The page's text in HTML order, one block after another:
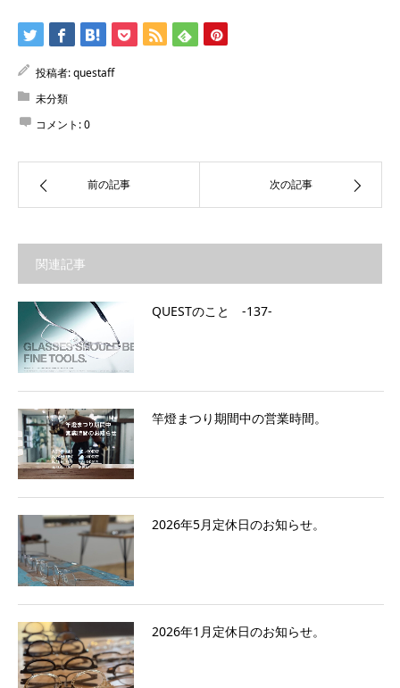
投稿者:questaff
未分類
コメント:0
前の記事 次の記事
関連記事
QUESTのこと ‐137‐
竿燈まつり期間中の営業時間。
2026年5月定休日のお知らせ。
2026年1月定休日のお知らせ。